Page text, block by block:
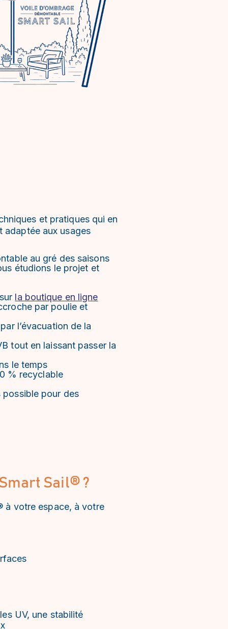
et pratiques qui en
adaptée aux usages
au gré des saisons
étudions le projet et
la boutique en ligne
par poulie et
l’évacuation de la
tout en laissant passer la
le temps
% recyclable
possible pour des
Sail® ?
à votre espace, à votre
UV, une stabilité